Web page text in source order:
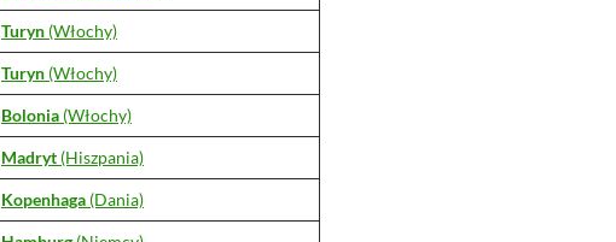
Turyn (Włochy)
Turyn (Włochy)
Bolonia (Włochy)
Madryt (Hiszpania)
Kopenhaga (Dania)